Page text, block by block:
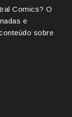
Comics? O
e
sobre